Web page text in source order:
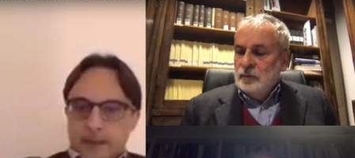
DETERIORAMENTO
E
RESILIENZA"